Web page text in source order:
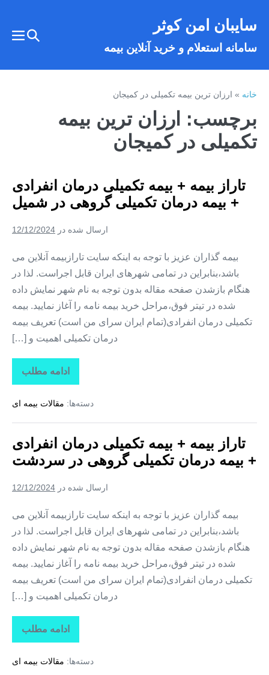
سایبان امن کوثر
سامانه استعلام و خرید آنلاین بیمه
تغییر
خانه»ارزان ترین بیمه تکمیلی در کمیجان
برچسب: ارزان ترین بیمه
تکمیلی در کمیجان
تاراز بیمه + بیمه تکمیلی درمان انفرادی
+ بیمه درمان تکمیلی گروهی در شمیل
ارسال شده در 12/12/2024
بیمه گذاران عزیز با توجه به اینکه سایت تارازبیمه آنلاین می
باشد،بنابراین در تمامی شهرهای ایران قابل اجراست. لذا در
هنگام بازشدن صفحه مقاله بدون توجه به نام شهر نمایش داده
شده در تیتر فوق،مراحل خرید بیمه نامه را آغاز نمایید. بیمه
تکمیلی درمان انفرادی(تمام ایران سرای من است) تعریف بیمه
درمان تکمیلی اهمیت و […]
ادامه مطلب
تاراز
بیمه
بیمه
درمان
+
بیمه
درمان
تکمیلی
در
دسته‌ها: مقالات بیمه ای
تاراز بیمه + بیمه تکمیلی درمان انفرادی
+ بیمه درمان تکمیلی گروهی در سردشت
ارسال شده در 12/12/2024
بیمه گذاران عزیز با توجه به اینکه سایت تارازبیمه آنلاین می
باشد،بنابراین در تمامی شهرهای ایران قابل اجراست. لذا در
هنگام بازشدن صفحه مقاله بدون توجه به نام شهر نمایش داده
شده در تیتر فوق،مراحل خرید بیمه نامه را آغاز نمایید. بیمه
تکمیلی درمان انفرادی(تمام ایران سرای من است) تعریف بیمه
درمان تکمیلی اهمیت و […]
ادامه مطلب
تاراز
بیمه
بیمه
دسته‌ها: مقالات بیمه ای